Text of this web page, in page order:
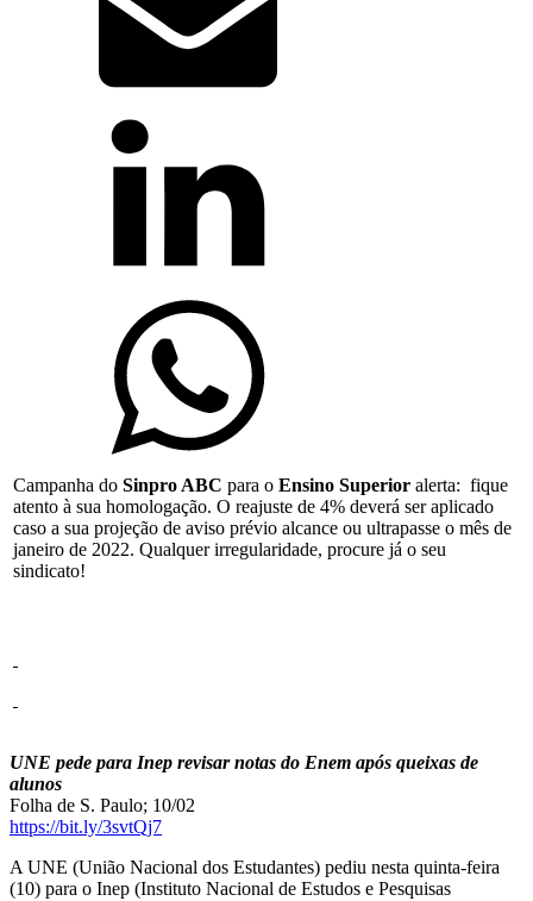
Campanha do Sinpro ABC para o Ensino Superior alerta: fique
atento à sua homologação. O reajuste de 4% deverá ser aplicado
caso a sua projeção de aviso prévio alcance ou ultrapasse o mês de
janeiro de 2022. Qualquer irregularidade, procure já o seu
sindicato!
UNE pede para Inep revisar notas do Enem após queixas de
alunos
Folha de S. Paulo; 10/02
https://bit.ly/3svtQj7
A UNE (União Nacional dos Estudantes) pediu nesta quinta-feira
(10) para o Inep (Instituto Nacional de Estudos e Pesquisas